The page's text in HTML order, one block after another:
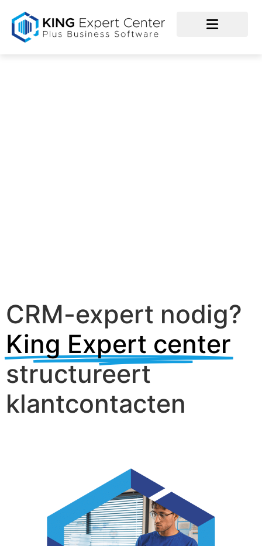
CRM-expert nodig?
King Expert center
structureert
klantcontacten